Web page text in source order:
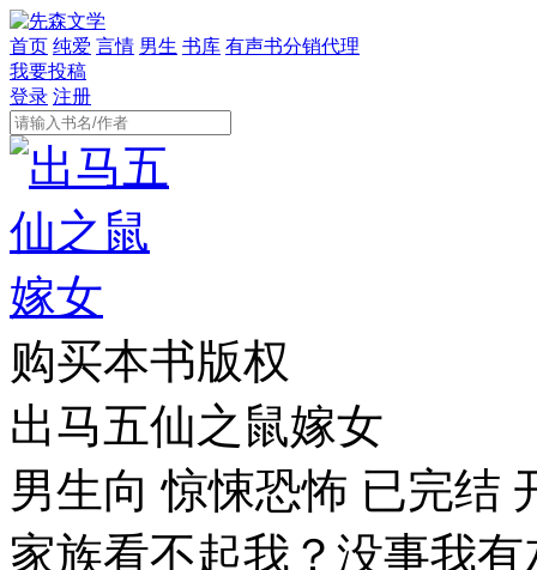
首页 纯爱 言情 男生 书库 有声书分销代理
我要投稿
登录 注册
购买本书版权
出马五仙之鼠嫁女
男生向 惊悚恐怖 已完结
家族看不起我？没事我